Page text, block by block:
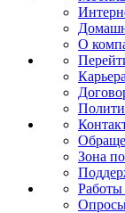
О
Зона
Работы